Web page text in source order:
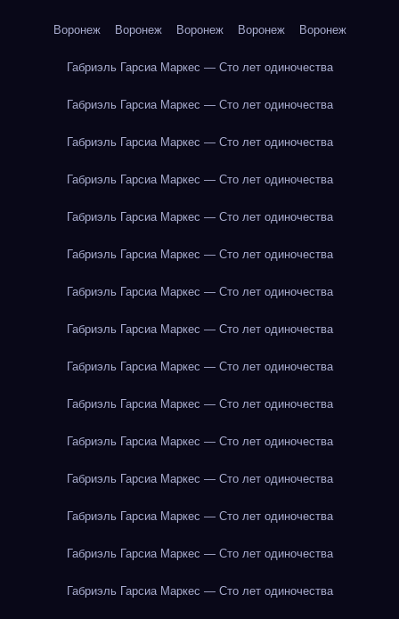
Воронеж Воронеж Воронеж Воронеж Воронеж
Габриэль Гарсиа Маркес — Сто лет одиночества
Габриэль Гарсиа Маркес — Сто лет одиночества
Габриэль Гарсиа Маркес — Сто лет одиночества
Габриэль Гарсиа Маркес — Сто лет одиночества
Габриэль Гарсиа Маркес — Сто лет одиночества
Габриэль Гарсиа Маркес — Сто лет одиночества
Габриэль Гарсиа Маркес — Сто лет одиночества
Габриэль Гарсиа Маркес — Сто лет одиночества
Габриэль Гарсиа Маркес — Сто лет одиночества
Габриэль Гарсиа Маркес — Сто лет одиночества
Габриэль Гарсиа Маркес — Сто лет одиночества
Габриэль Гарсиа Маркес — Сто лет одиночества
Габриэль Гарсиа Маркес — Сто лет одиночества
Габриэль Гарсиа Маркес — Сто лет одиночества
Габриэль Гарсиа Маркес — Сто лет одиночества